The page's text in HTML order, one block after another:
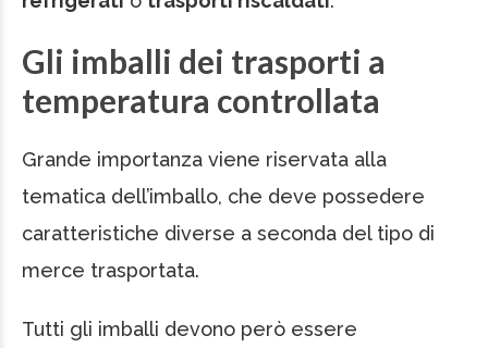
Gli imballi dei trasporti a
temperatura controllata
Grande importanza viene riservata alla
tematica dell’imballo, che deve possedere
caratteristiche diverse a seconda del tipo di
merce trasportata.
Tutti gli imballi devono però essere